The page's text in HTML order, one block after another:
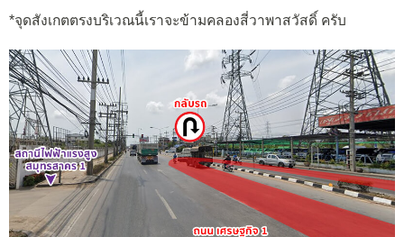
*จุดสังเกตตรงบริเวณนี้เราจะข้ามคลองสี่วาพาสวัสดิ์ ครับ